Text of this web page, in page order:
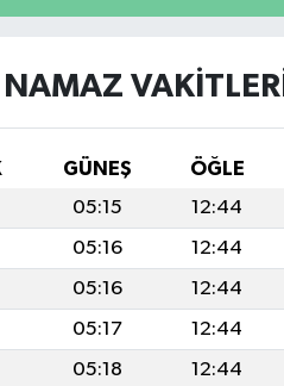
VAKITLERI
GÜNEŞ ÖĞLE
05:15 12:44
05:16 12:44
05:16 12:44
05:17 12:44
05:18 12:44